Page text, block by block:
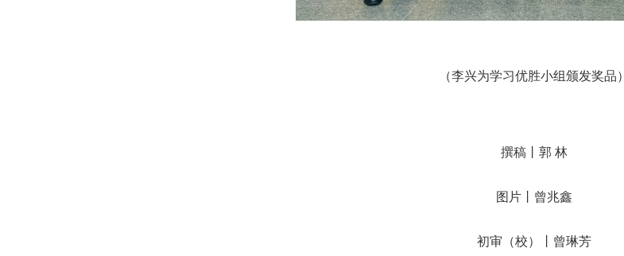
（李兴为学习优胜小组颁发奖品）
撰稿丨郭 林
图片丨曾兆鑫
初审（校）丨曾琳芳